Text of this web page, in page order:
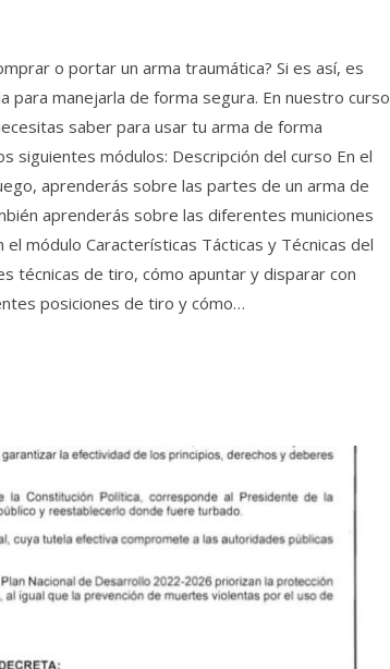
o portar un arma traumática? Si es así, es
para manejarla de forma segura. En nuestro curso
saber para usar tu arma de forma
siguientes módulos: Descripción del curso En el
aprenderás sobre las partes de un arma de
aprenderás sobre las diferentes municiones
módulo Características Tácticas y Técnicas del
técnicas de tiro, cómo apuntar y disparar con
posiciones de tiro y cómo…